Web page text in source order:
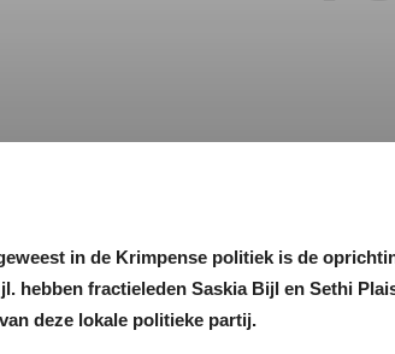
in de Krimpense politiek is de
hebben fractieleden Saskia Bijl en Sethi
deze lokale politieke partij.